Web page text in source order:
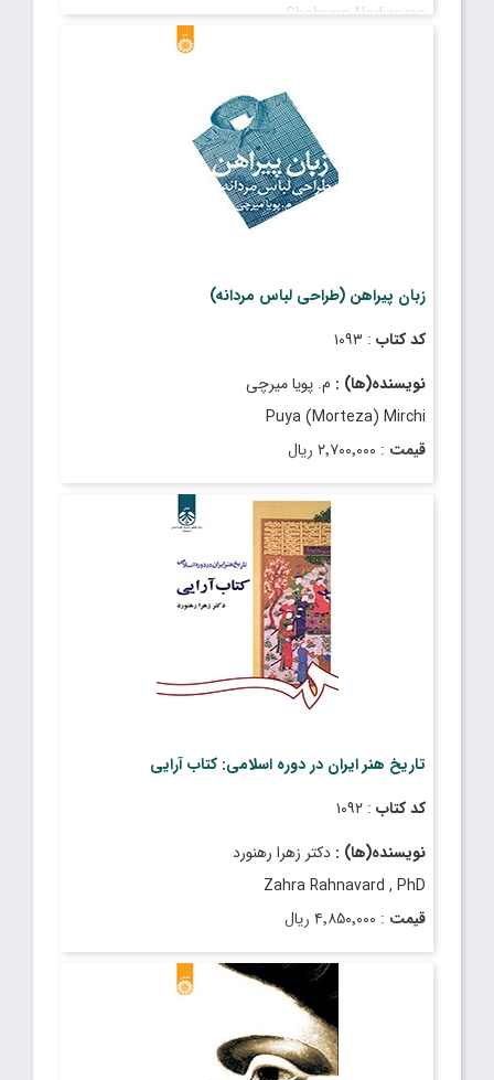
Shahram Nadjaryan
زبان پیراهن (طراحی لباس مردانه)
کد کتاب : ۱۰۹۳
نویسنده(ها) : م. پویا میرچی
Puya (Morteza) Mirchi
قیمت : ۲٬۷۰۰٬۰۰۰ ریال
: آذر ۱۴۰۳
تاریخ هنر ایران در دوره اسلامی: کتاب آرایی
کد کتاب : ۱۰۹۲
نویسنده(ها) : دکتر زهرا رهنورد
Zahra Rahnavard , PhD
قیمت : ۴٬۸۵۰٬۰۰۰ ریال
: مهر ۱۴۰۳